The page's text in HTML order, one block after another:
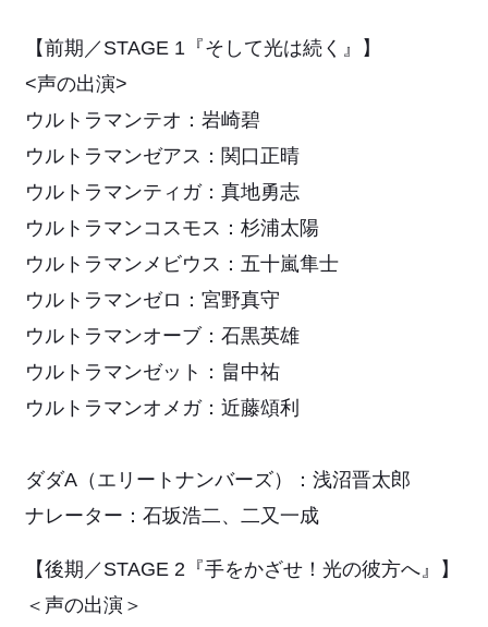
【前期／STAGE 1『そして光は続く』】
<声の出演>
ウルトラマンテオ：岩崎碧
ウルトラマンゼアス：関口正晴
ウルトラマンティガ：真地勇志
ウルトラマンコスモス：杉浦太陽
ウルトラマンメビウス：五十嵐隼士
ウルトラマンゼロ：宮野真守
ウルトラマンオーブ：石黒英雄
ウルトラマンゼット：畠中祐
ウルトラマンオメガ：近藤頌利
ダダA（エリートナンバーズ）：浅沼晋太郎
ナレーター：石坂浩二、二又一成
【後期／STAGE 2『手をかざせ！光の彼方へ』】
＜声の出演＞